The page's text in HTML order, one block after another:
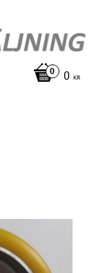
0 KR